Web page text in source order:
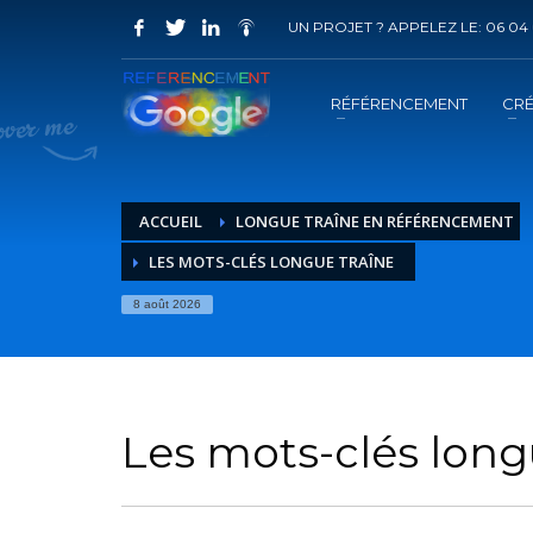
COMMENT ACHETER UN PRESTATION
1 Choisir la prestation
Vous recevrez sous 5 jours ouvrés un mail de
UN PROJET ? APPELEZ LE: 06 04
RÉFÉRENCEMENT
ACCUEIL
LONGUE TRAÎNE EN RÉFÉRENCEMENT
LES MOTS-CLÉS LONGUE TRAÎNE
8 août 2026
Les mots-clés